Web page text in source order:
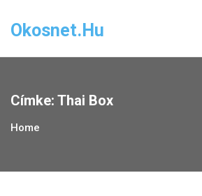
Okosnet.hu
Címke: Thai Box
Home